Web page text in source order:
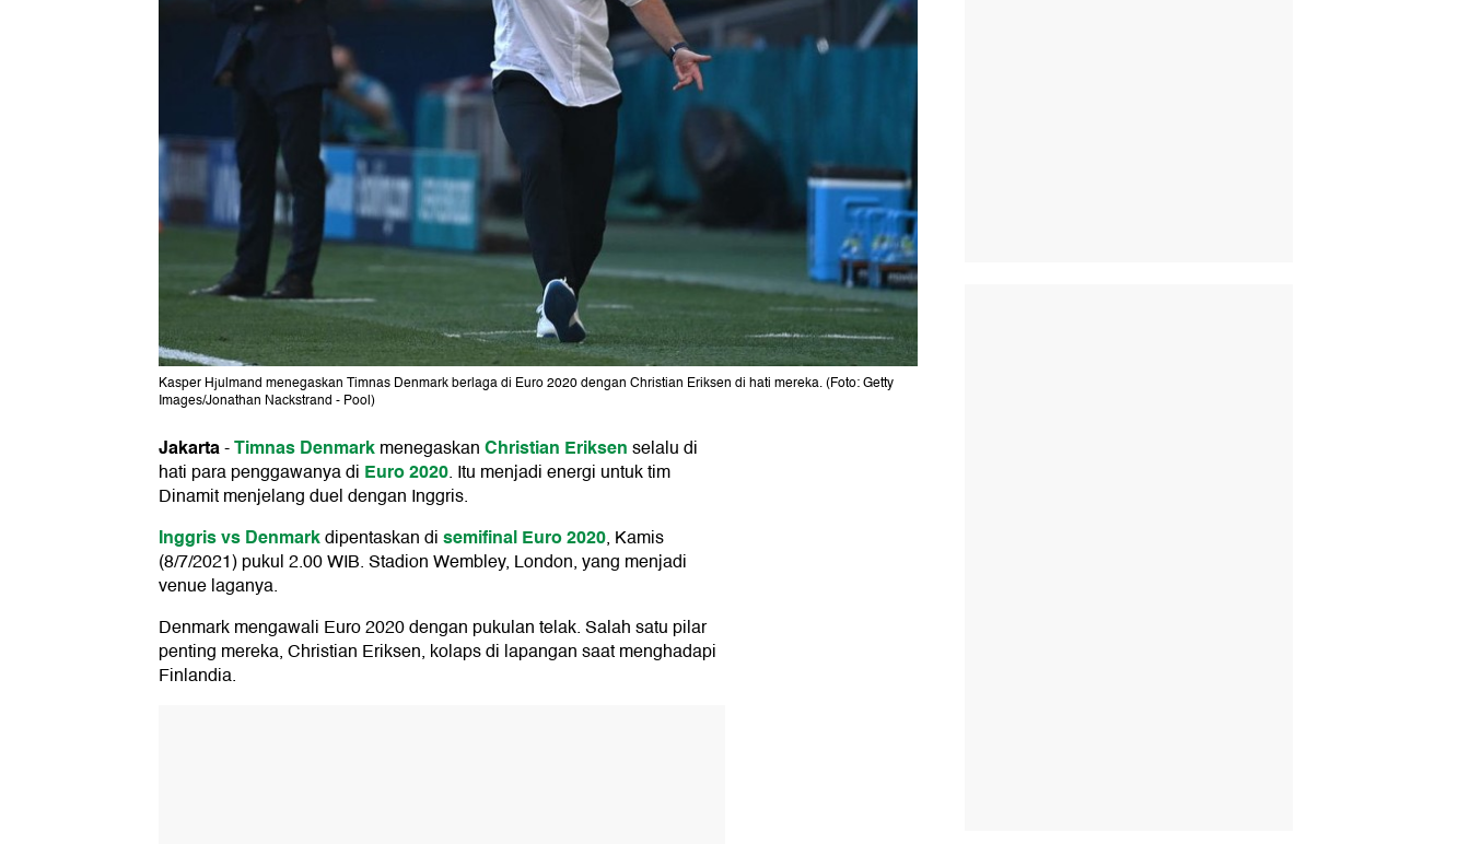
Kasper Hjulmand menegaskan Timnas Denmark berlaga di Euro 2020 dengan Christian Eriksen di hati mereka. (Foto: Getty
Images/Jonathan Nackstrand - Pool)
Jakarta-Timnas DenmarkmenegaskanChristian Eriksenselalu di
hati para penggawanya di Euro 2020. Itu menjadi energi untuk tim
Dinamit menjelang duel dengan Inggris.
Inggris vs Denmarkdipentaskan disemifinal Euro 2020, Kamis
(8/7/2021) pukul 2.00 WIB. Stadion Wembley, London, yang menjadi
venue laganya.
Denmark mengawali Euro 2020 dengan pukulan telak. Salah satu pilar
penting mereka, Christian Eriksen, kolaps di lapangan saat menghadapi
Finlandia.